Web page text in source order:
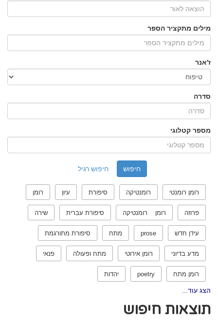
מילים מתקציר הספר
ז'אנר
סדרה
מספר קטלוגי
חיפוש רגיל
רומן רומנטי רומנטיקה סיפורת עיון רומן
פרוזה רומן רומנטיקה סיפורת עברית שירה
עידן חדש prose מתח סיפורת מתורגמת
מדע בדיוני רומן אירוטי מתח ופעולה פנאי
רומן מתח poetry יהדות
הצג עוד...
תוצאות חיפוש